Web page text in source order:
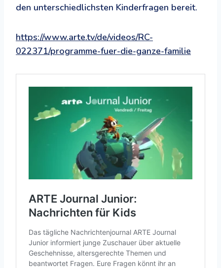
den unterschiedlichsten Kinderfragen bereit.
https://www.arte.tv/de/videos/RC-
022371/programme-fuer-die-ganze-familie